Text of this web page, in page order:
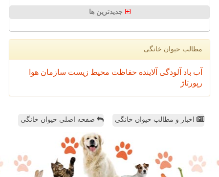
جدیدترین ها
مطالب حیوان خانگی
آب باد آلودگی آلاینده حفاظت محیط زیست سازمان هوا
رپورتاژ
اخبار و مطالب حیوان خانگی صفحه اصلی حیوان خانگی